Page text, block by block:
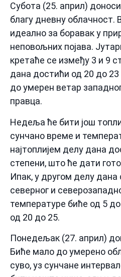
Субота (25. април)
благу дневну облачност.
идеално за боравак у
неповољних појава.
кретаће се између 3 и 9
дана достићи од 20 до
до умерен ветар
правца.
Недеља ће бити још
сунчано време и
најтоплијем делу дана
степени, што ће дати
Ипак, у другом делу дана
северног и
температуре биће од 5
од 20 до 25.
Понедељак (27. април)
Биће мало до умерено
суво, уз сунчане